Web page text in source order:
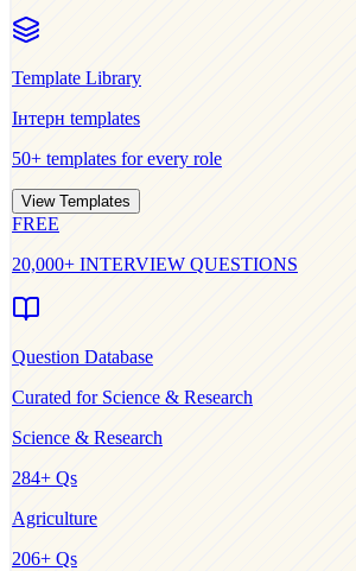
Template Library
Інтерн templates
50+ templates for every role
View Templates
FREE
20,000+ INTERVIEW QUESTIONS
Question Database
Curated for Science & Research
Science & Research
284+ Qs
Agriculture
206+ Qs